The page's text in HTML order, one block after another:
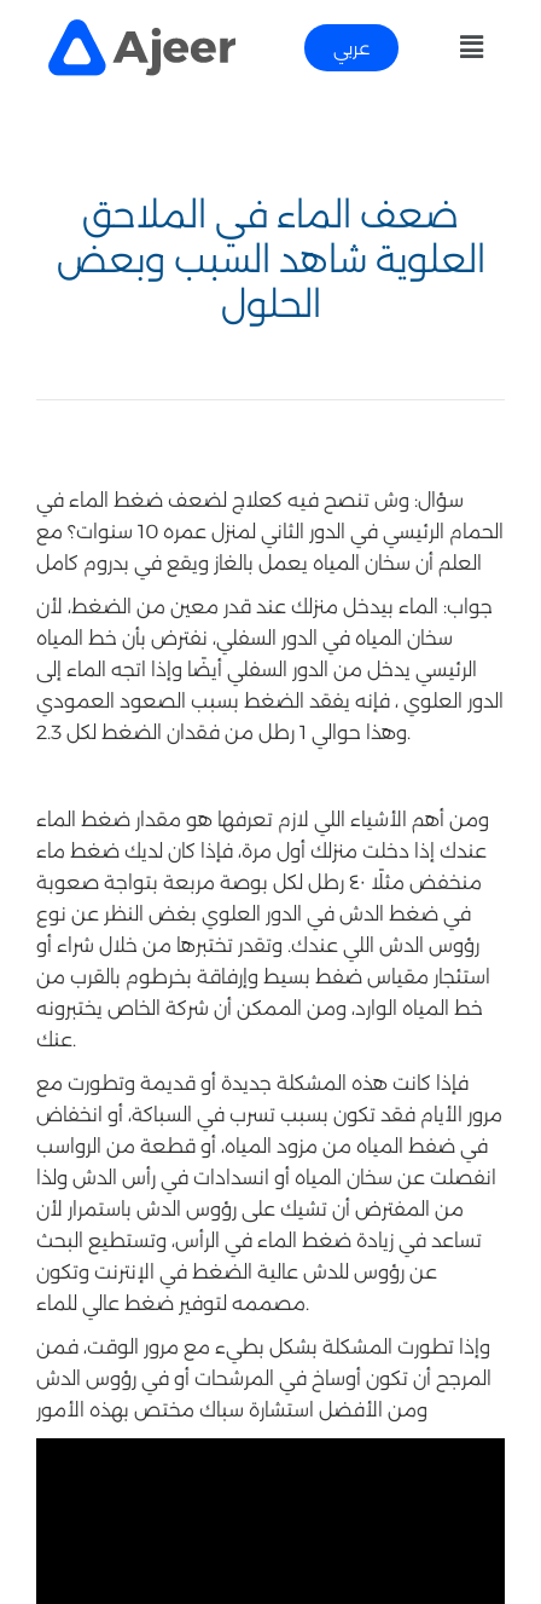
عربي
ضعف الماء في الملاحق
العلوية شاهد السبب وبعض
الحلول
سؤال: وش تنصح فيه كعلاج لضعف ضغط الماء في
الحمام الرئيسي في الدور الثاني لمنزل عمره 10 سنوات؟ مع
العلم أن سخان المياه يعمل بالغاز ويقع في بدروم كامل
جواب: الماء بيدخل منزلك عند قدر معين من الضغط، لأن
سخان المياه في الدور السفلي، نفترض بأن خط المياه
الرئيسي يدخل من الدور السفلي أيضًا وإذا اتجه الماء إلى
الدور العلوي ، فإنه يفقد الضغط بسبب الصعود العمودي
وهذا حوالي 1 رطل من فقدان الضغط لكل 2.3.
ومن أهم الأشياء اللي لازم تعرفها هو مقدار ضغط الماء
عندك إذا دخلت منزلك أول مرة، فإذا كان لديك ضغط ماء
منخفض مثلًا ٤٠ رطل لكل بوصة مربعة بتواجة صعوبة
في ضغط الدش في الدور العلوي بغض النظر عن نوع
رؤوس الدش اللي عندك. وتقدر تختبرها من خلال شراء أو
استئجار مقياس ضفط بسيط وإرفاقة بخرطوم بالقرب من
خط المياه الوارد، ومن الممكن أن شركة الخاص يختبرونه
عنك.
فإذا كانت هذه المشكلة جديدة أو قديمة وتطورت مع
مرور الأيام فقد تكون بسبب تسرب في السباكة، أو انخفاض
في ضفط المياه من مزود المياه، أو قطعة من الرواسب
انفصلت عن سخان المياه أو انسدادات في رأس الدش ولذا
من المفترض أن تشيك على رؤوس الدش باستمرار لأن
تساعد في زيادة ضغط الماء في الرأس، وتستطيع البحث
عن رؤوس للدش عالية الضغط في الإنترنت وتكون
مصممه لتوفير ضغط عالي للماء.
وإذا تطورت المشكلة بشكل بطيء مع مرور الوقت، فمن
المرجح أن تكون أوساخ في المرشحات أو في رؤوس الدش
ومن الأفضل استشارة سباك مختص بهذه الأمور